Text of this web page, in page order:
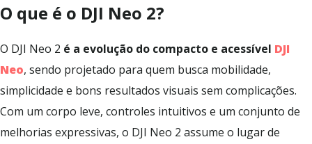
O que é o DJI Neo 2?
O DJI Neo 2 é a evolução do compacto e acessível DJI
Neo, sendo projetado para quem busca mobilidade,
simplicidade e bons resultados visuais sem complicações.
Com um corpo leve, controles intuitivos e um conjunto de
melhorias expressivas, o DJI Neo 2 assume o lugar de